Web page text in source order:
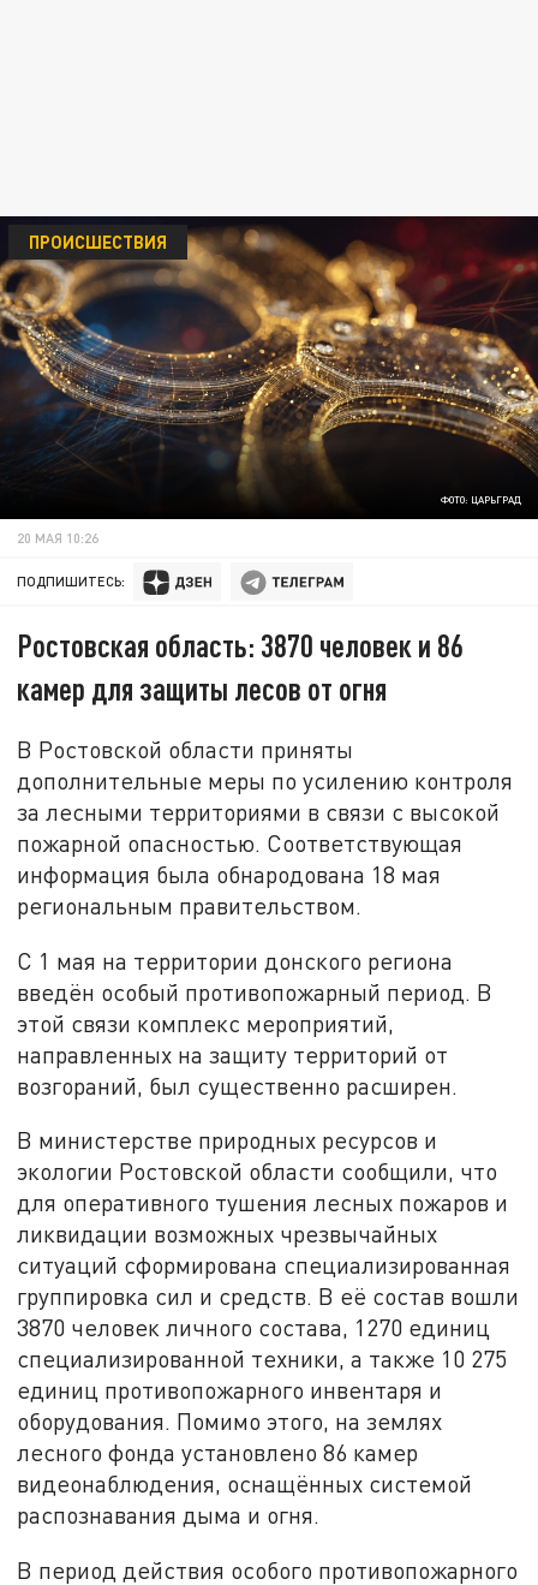
ФОТО: ЦАРЬГРАД
ПРОИСШЕСТВИЯ
20 МАЯ 10:26
ПОДПИШИТЕСЬ:
Ростовская область: 3870 человек и 86
камер для защиты лесов от огня
В Ростовской области приняты
дополнительные меры по усилению контроля
за лесными территориями в связи с высокой
пожарной опасностью. Соответствующая
информация была обнародована 18 мая
региональным правительством.
С 1 мая на территории донского региона
введён особый противопожарный период. В
этой связи комплекс мероприятий,
направленных на защиту территорий от
возгораний, был существенно расширен.
В министерстве природных ресурсов и
экологии Ростовской области сообщили, что
для оперативного тушения лесных пожаров и
ликвидации возможных чрезвычайных
ситуаций сформирована специализированная
группировка сил и средств. В её состав вошли
3870 человек личного состава, 1270 единиц
специализированной техники, а также 10 275
единиц противопожарного инвентаря и
оборудования. Помимо этого, на землях
лесного фонда установлено 86 камер
видеонаблюдения, оснащённых системой
распознавания дыма и огня.
В период действия особого противопожарного